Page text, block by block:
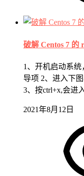
破解 Centos 7 的
1、开机启动系统
导项 2、进入下
3、按ctrl+x,会进
2021年8月12日